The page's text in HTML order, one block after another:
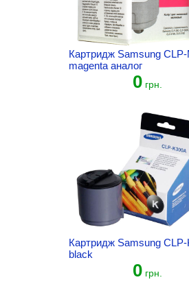
Картридж Samsung CLP-
magenta аналог
0грн.
Картридж Samsung CLP-
black
0грн.